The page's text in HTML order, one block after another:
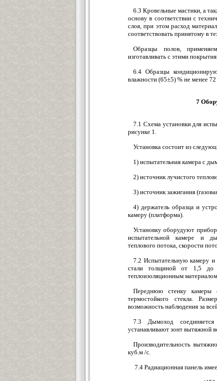
6.3 Кровельные мастики, а
основу в соответствии с
слоя, при этом расход
соответствовать принятому в
Образцы полов,
изготавливать с этими
6.4 Образцы
влажности (65±5) % не менее
7
7.1 Схема установки для
рисунке 1.
Установка состоит из
1) испытательная камера с
2) источник лучистого
3) источник зажигания
4) держатель образца и
камеру (платформа).
Установку оборудуют
испытательной камере и
теплового потока, скорости
7.2 Испытательную камеру и
стали толщиной от 1,5
теплоизоляционным
Переднюю стенку камеры
термостойкого стекла.
возможность наблюдения за
7.3 Дымоход
устанавливают зонт вытяжной
Производительность
куб.м /с.
7.4 Радиационная панель